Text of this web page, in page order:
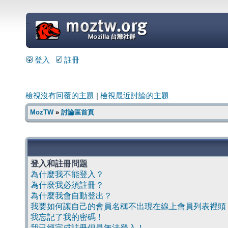
=
登入 註冊
檢視沒有回覆的主題 檢視最近討論的主題
MozTW» 討論區首頁
登入和註冊問題
為什麼我不能登入？
為什麼我必須註冊？
為什麼我會自動登出？
我要如何讓自己的會員名稱不出現在線上會員列表裡頭
我忘記了我的密碼！